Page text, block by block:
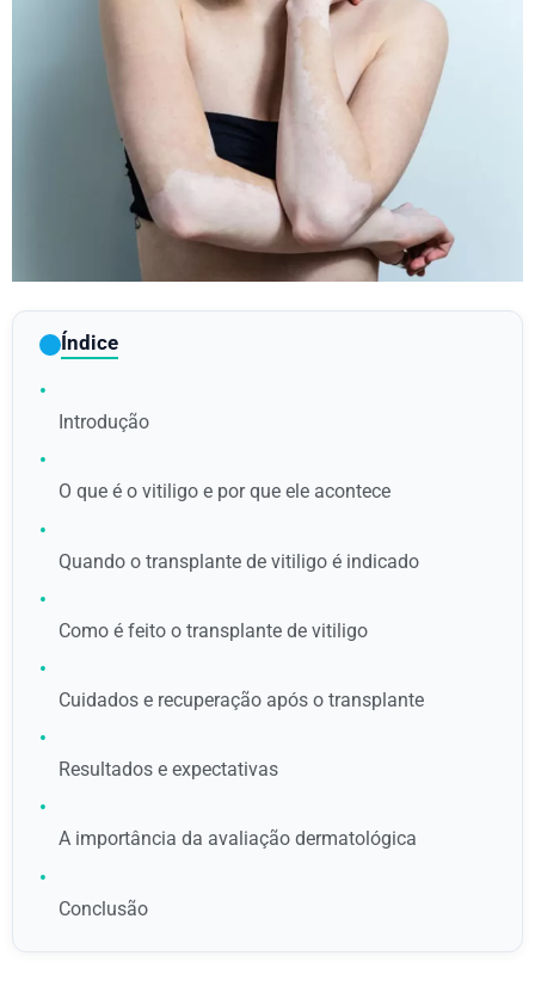
Índice
•
Introdução
•
O que é o vitiligo e por que ele acontece
•
Quando o transplante de vitiligo é indicado
•
Como é feito o transplante de vitiligo
•
Cuidados e recuperação após o transplante
•
Resultados e expectativas
•
A importância da avaliação dermatológica
•
Conclusão